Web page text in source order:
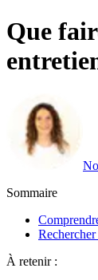
Que
Sommaire
À retenir :